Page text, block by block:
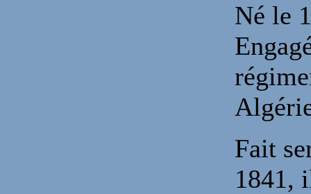
Né le
Fait
1841,